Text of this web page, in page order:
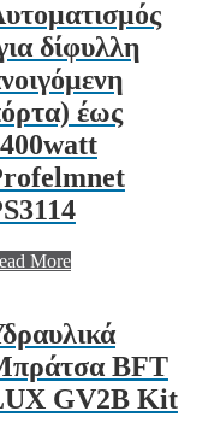
δίφυλλη
έως
More
BFT
GV2B Kit